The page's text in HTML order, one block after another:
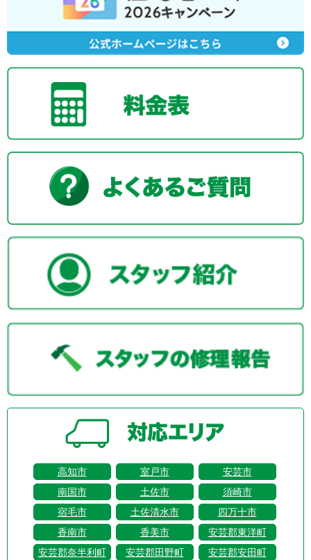
高知市 室戸市
安芸市
南国市
土佐市
須崎市
宿毛市
土佐清水市
四万十市
香南市
香美市
安芸郡東洋町
安芸郡奈半利町
安芸郡田野町
安芸郡安田町